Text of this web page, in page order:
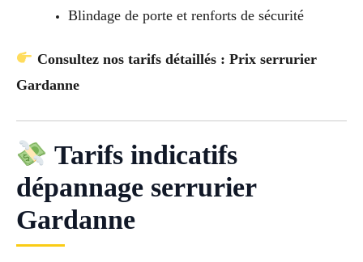
Blindage de porte et renforts de sécurité
Consultez nos tarifs détaillés : Prix serrurier
Gardanne
Tarifs indicatifs
dépannage serrurier
Gardanne